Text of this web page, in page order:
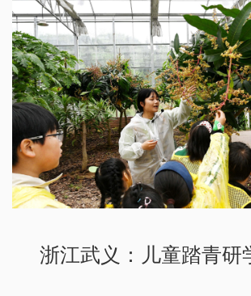
浙江武义：儿童踏青研